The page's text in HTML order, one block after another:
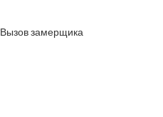
Вызов замерщика